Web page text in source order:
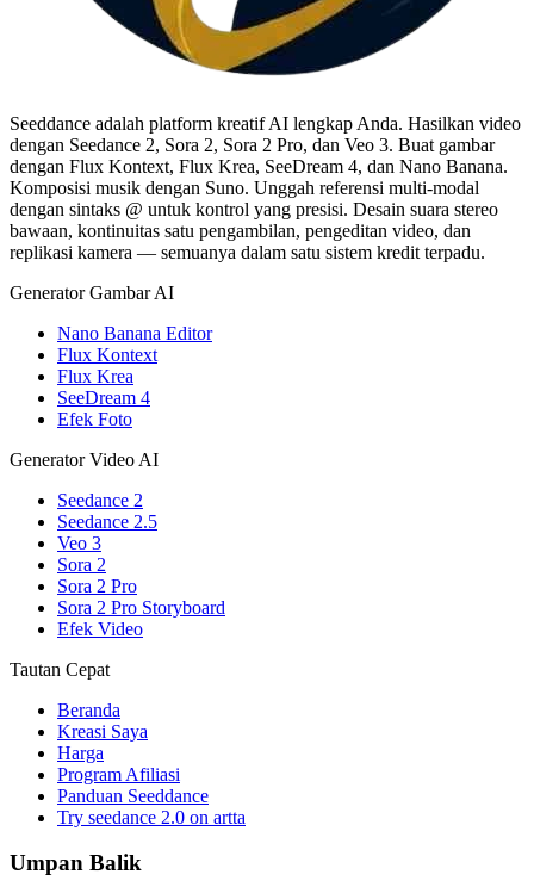
Seeddance adalah platform kreatif AI lengkap Anda. Hasilkan video
dengan Seedance 2, Sora 2, Sora 2 Pro, dan Veo 3. Buat gambar
dengan Flux Kontext, Flux Krea, SeeDream 4, dan Nano Banana.
Komposisi musik dengan Suno. Unggah referensi multi-modal
dengan sintaks @ untuk kontrol yang presisi. Desain suara stereo
bawaan, kontinuitas satu pengambilan, pengeditan video, dan
replikasi kamera — semuanya dalam satu sistem kredit terpadu.
Generator Gambar AI
Nano Banana Editor
Flux Kontext
Flux Krea
SeeDream 4
Efek Foto
Generator Video AI
Seedance 2
Seedance 2.5
Veo 3
Sora 2
Sora 2 Pro
Sora 2 Pro Storyboard
Efek Video
Tautan Cepat
Beranda
Kreasi Saya
Harga
Program Afiliasi
Panduan Seeddance
Try seedance 2.0 on artta
Umpan Balik